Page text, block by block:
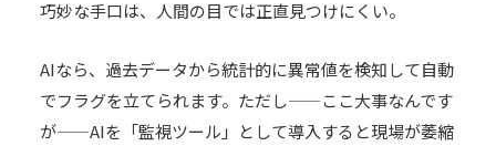
巧妙な手口は、人間の目では正直見つけにくい。
AIなら、過去データから統計的に異常値を検知して自動
でフラグを立てられます。ただし——ここ大事なんです
が——AIを「監視ツール」として導入すると現場が萎縮